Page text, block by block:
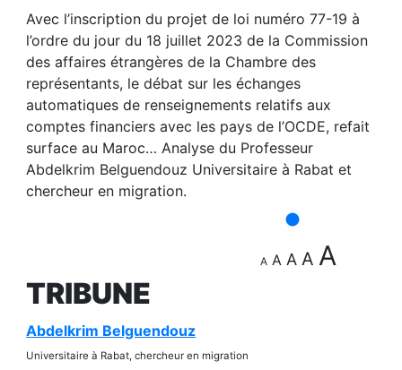
Avec l’inscription du projet de loi numéro 77-19 à
l’ordre du jour du 18 juillet 2023 de la Commission
des affaires étrangères de la Chambre des
représentants, le débat sur les échanges
automatiques de renseignements relatifs aux
comptes financiers avec les pays de l’OCDE, refait
surface au Maroc… Analyse du Professeur
Abdelkrim Belguendouz Universitaire à Rabat et
chercheur en migration.
A A A A A
TRIBUNE
Abdelkrim Belguendouz
Universitaire à Rabat, chercheur en migration